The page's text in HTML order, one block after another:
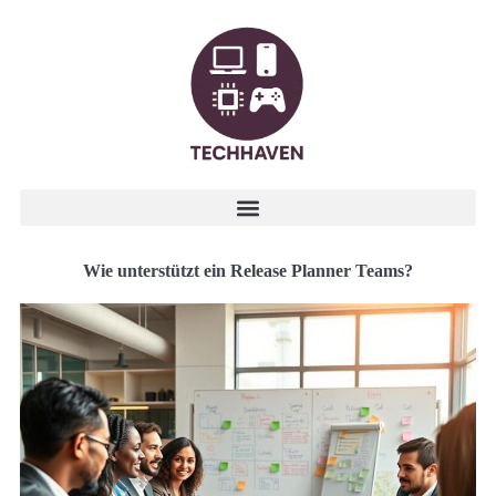
Wie unterstützt ein Release Planner Teams?